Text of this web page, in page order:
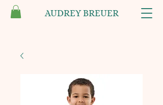
AUDREY BREUER